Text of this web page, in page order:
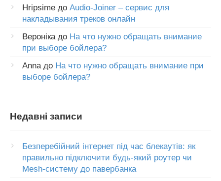
Hripsime до Audio-Joiner – сервис для
накладывания треков онлайн
Вероніка до На что нужно обращать внимание
при выборе бойлера?
Anna до На что нужно обращать внимание при
выборе бойлера?
Недавні записи
Безперебійний інтернет під час блекаутів: як
правильно підключити будь-який роутер чи
Mesh-систему до павербанка